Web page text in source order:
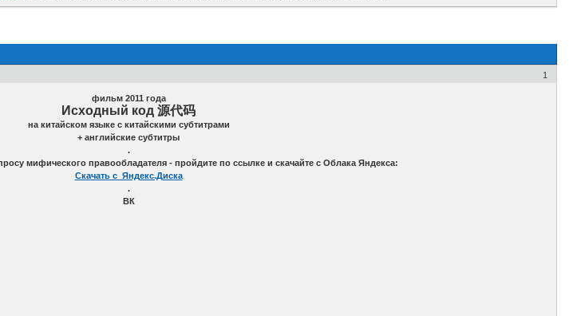
1
фильм 2011 года
Исходный код 源代码
на китайском языке с китайскими субтитрами
+ английские субтитры
.
мифического правообладателя - пройдите по ссылке и скачайте с Облака Яндекса:
Скачать с Яндекс.Диска
.
ВК